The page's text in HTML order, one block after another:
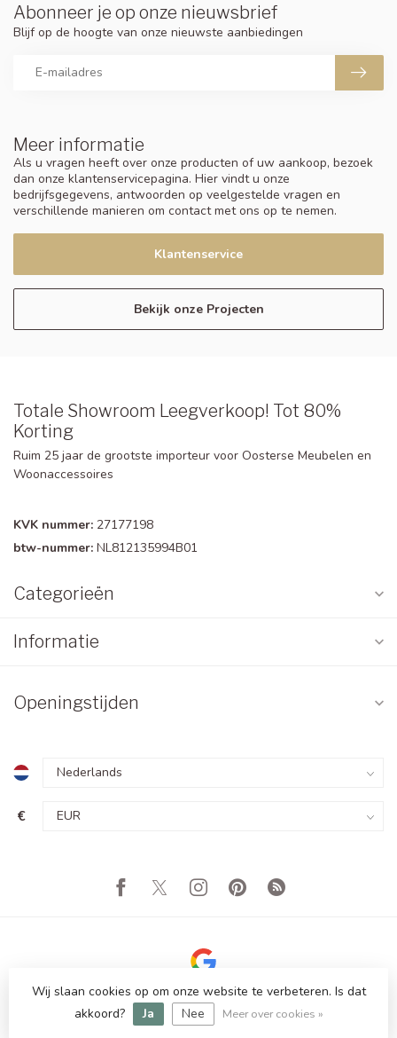
Meer informatie
Als u vragen heeft over onze producten of uw aankoop, bezoek
dan onze klantenservicepagina. Hier vindt u onze
bedrijfsgegevens, antwoorden op veelgestelde vragen en
verschillende manieren om contact met ons op te nemen.
Klantenservice
Bekijk onze Projecten
Abonneer je op onze nieuwsbrief
Blijf op de hoogte van onze nieuwste aanbiedingen
Totale Showroom Leegverkoop! Tot 80%
Korting
Ruim 25 jaar de grootste importeur voor Oosterse Meubelen en
Woonaccessoires
KVK nummer: 27177198
btw-nummer: NL812135994B01
Categorieën
Informatie
Openingstijden
€
© Copyright 2026 Totale Showroom Leegverkoop! Tot 80%
Korting
Wij slaan cookies op om onze website te verbeteren. Is dat
akkoord?
Ja Nee Meer over cookies »